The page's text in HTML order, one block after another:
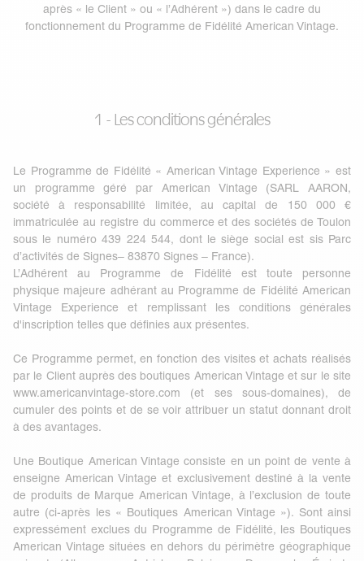
après « le Client » ou « l’Adhérent ») dans le cadre du
fonctionnement du Programme de Fidélité American Vintage.
1 - Les conditions générales
Le Programme de Fidélité « American Vintage Experience » est
un programme géré par American Vintage (SARL AARON,
société à responsabilité limitée, au capital de 150 000 €
immatriculée au registre du commerce et des sociétés de Toulon
sous le numéro 439 224 544, dont le siège social est sis Parc
d’activités de Signes– 83870 Signes – France).
L’Adhérent au Programme de Fidélité est toute personne
physique majeure adhérant au Programme de Fidélité American
Vintage Experience et remplissant les conditions générales
d'inscription telles que définies aux présentes.
Ce Programme permet, en fonction des visites et achats réalisés
par le Client auprès des boutiques American Vintage et sur le site
www.americanvintage-store.com (et ses sous-domaines), de
cumuler des points et de se voir attribuer un statut donnant droit
à des avantages.
Une Boutique American Vintage consiste en un point de vente à
enseigne American Vintage et exclusivement destiné à la vente
de produits de Marque American Vintage, à l’exclusion de toute
autre (ci-après les « Boutiques American Vintage »). Sont ainsi
expressément exclues du Programme de Fidélité, les Boutiques
American Vintage situées en dehors du périmètre géographique